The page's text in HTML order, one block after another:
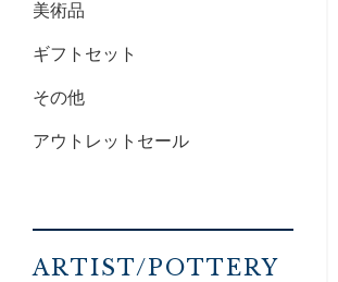
美術品
ギフトセット
その他
アウトレットセール
ARTIST/POTTERY